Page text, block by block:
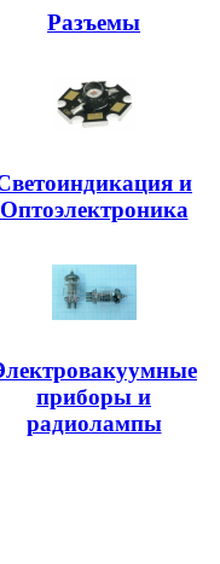
Разъемы
и
Оптоэлектроника
приборы и
радиолампы